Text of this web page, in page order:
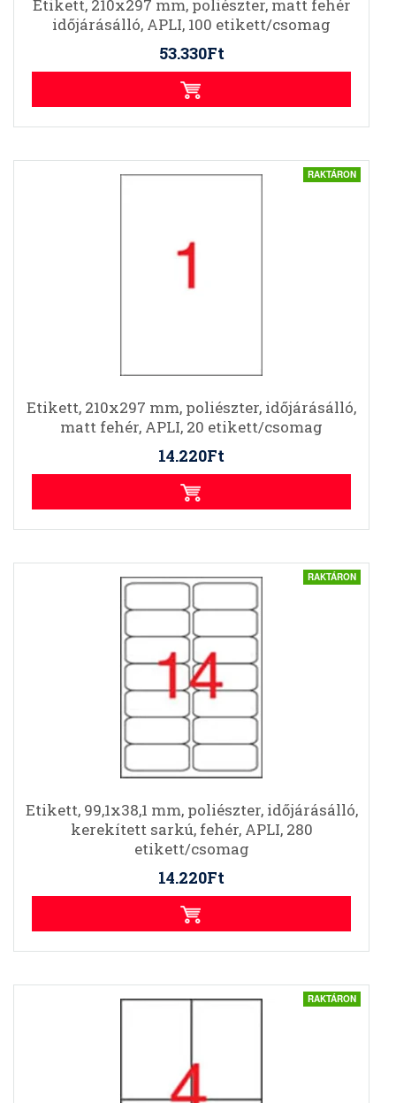
Etikett, 210x297 mm, poliészter, matt fehér
időjárásálló, APLI, 100 etikett/csomag
53.330Ft
RAKTÁRON
Etikett, 210x297 mm, poliészter, időjárásálló,
matt fehér, APLI, 20 etikett/csomag
14.220Ft
RAKTÁRON
Etikett, 99,1x38,1 mm, poliészter, időjárásálló,
kerekített sarkú, fehér, APLI, 280
etikett/csomag
14.220Ft
RAKTÁRON